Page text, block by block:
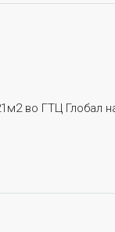
во ГТЦ Глобал